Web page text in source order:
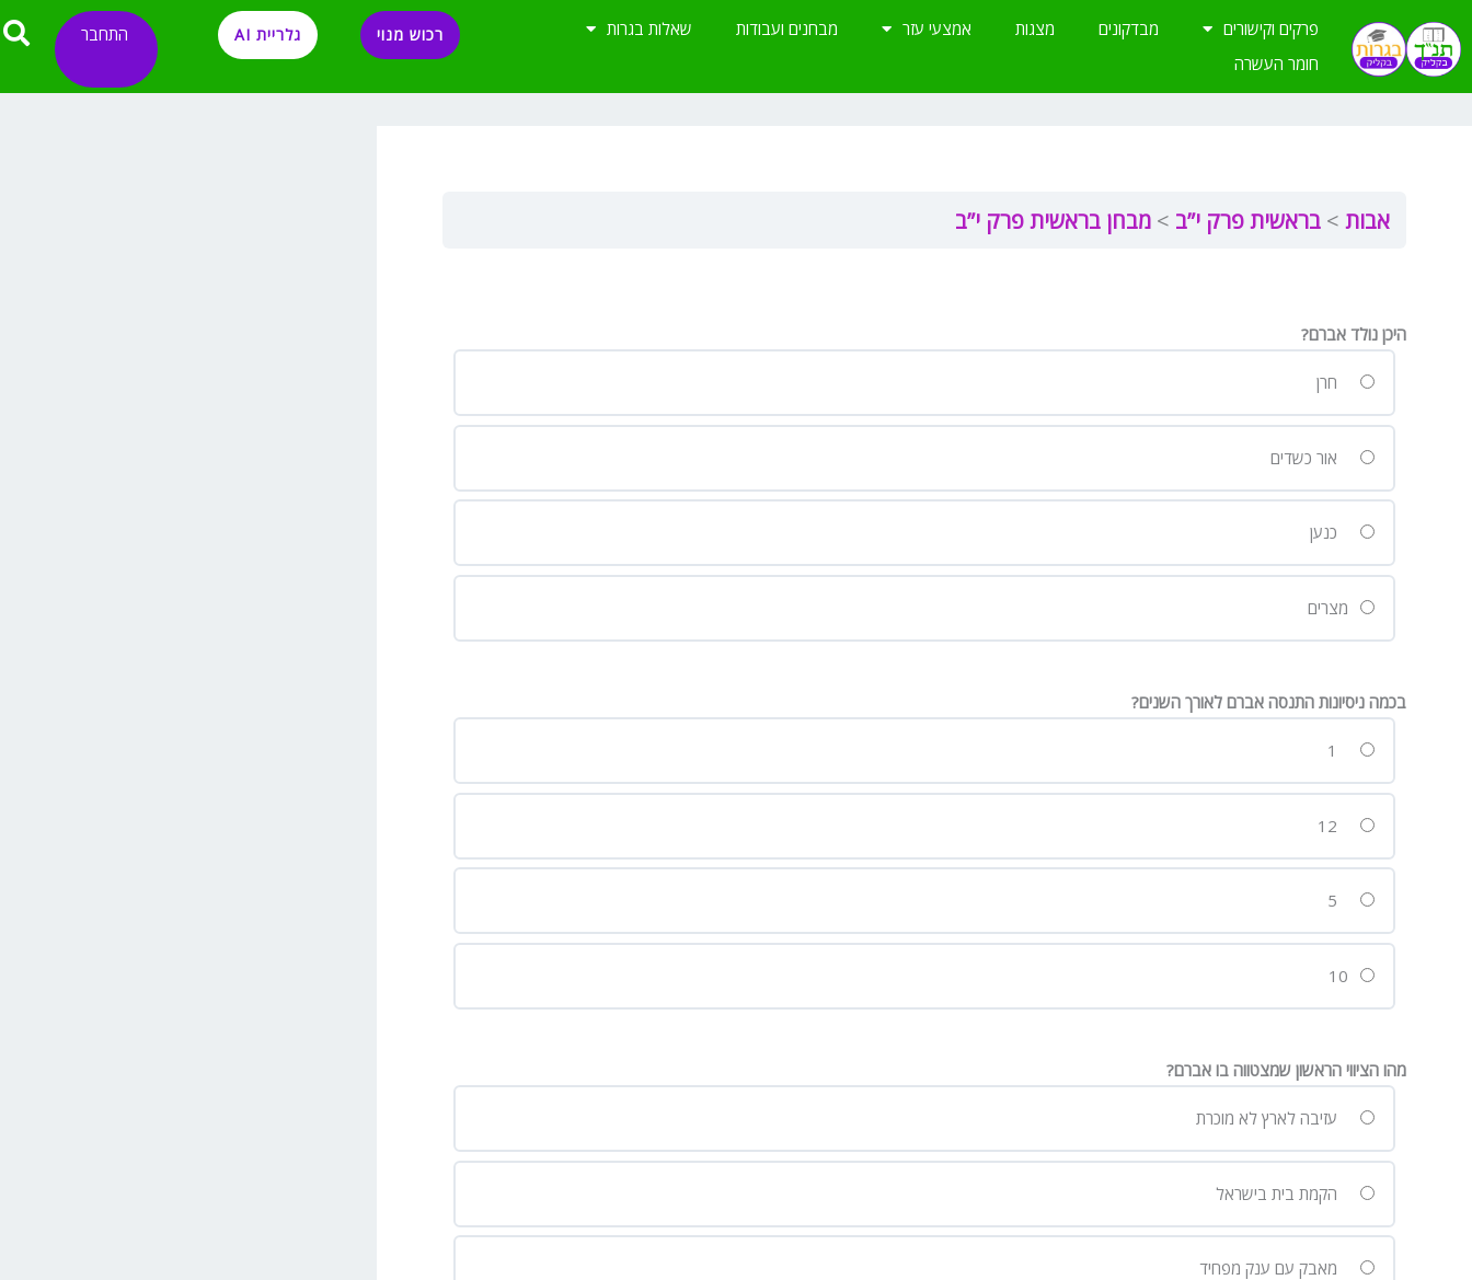
לתוכן
פרקים וקישורים מבדקונים מצגות אמצעי עזר מבחנים ועבודות
שאלות בגרות
חומר העשרה
רכוש מנוי גלריית AI התחבר
אבות בראשית פרק י”ב מבחן בראשית פרק י”ב
היכן נולד אברם?
חרן
אור כשדים
כנען
מצרים
בכמה ניסיונות התנסה אברם לאורך השנים?
מהו הציווי הראשון שמצטווה בו אברם?
עזיבה לארץ לא מוכרת
הקמת בית בישראל
מאבק עם ענק מפחיד